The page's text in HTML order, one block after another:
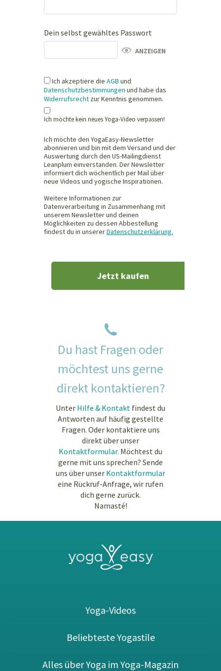
Dein selbst gewähltes Passwort
ANZEIGEN
Ich akzeptiere die AGB und
Datenschutzbestimmungen und habe das
Widerrufsrecht zur Kenntnis genommen.
Ich möchte kein neues Yoga-Video verpassen!
Ich möchte den YogaEasy-Newsletter
abonnieren und bin mit dem Versand und der
Auswertung durch den US-Mailingdienst
Leanplum einverstanden. Der Newsletter
informiert dich wöchentlich per Mail über
neue Videos und yogische Inspirationen.
Weitere Informationen zur
Datenverarbeitung in Zusammenhang mit
unserem Newsletter und deinen
Möglichkeiten zu dessen Abbestellung
findest du in unsererDatenschutzerklärung.
Du hast Fragen oder
möchtest uns gerne
direkt kontaktieren?
Unter Hilfe & Kontakt findest du
Antworten auf häufig gestellte
Fragen. Oder kontaktiere uns
direkt über unser
Kontaktformular. Möchtest du
gerne mit uns sprechen? Sende
uns über unser Kontaktformular
eine Rückruf-Anfrage, wir rufen
dich gerne zurück.
Namasté!
Yoga-Videos
Beliebteste Yogastile
Alles über Yoga im Yoga-Magazin